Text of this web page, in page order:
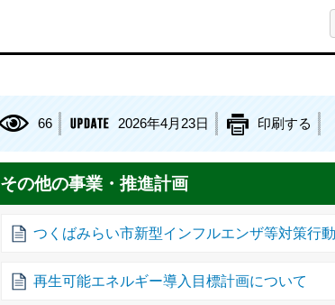
66 2026年4月23日 印刷する
その他の事業・推進計画
つくばみらい市新型インフルエンザ等対策行
再生可能エネルギー導入目標計画について